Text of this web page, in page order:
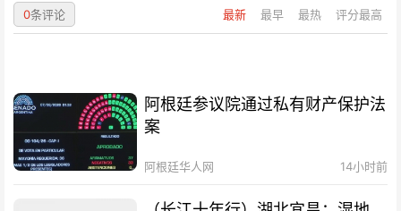
最新 最早 最热 评分最高
0条评论
阿根廷参议院通过私有财产保护法
案
阿根廷华人网 14小时前